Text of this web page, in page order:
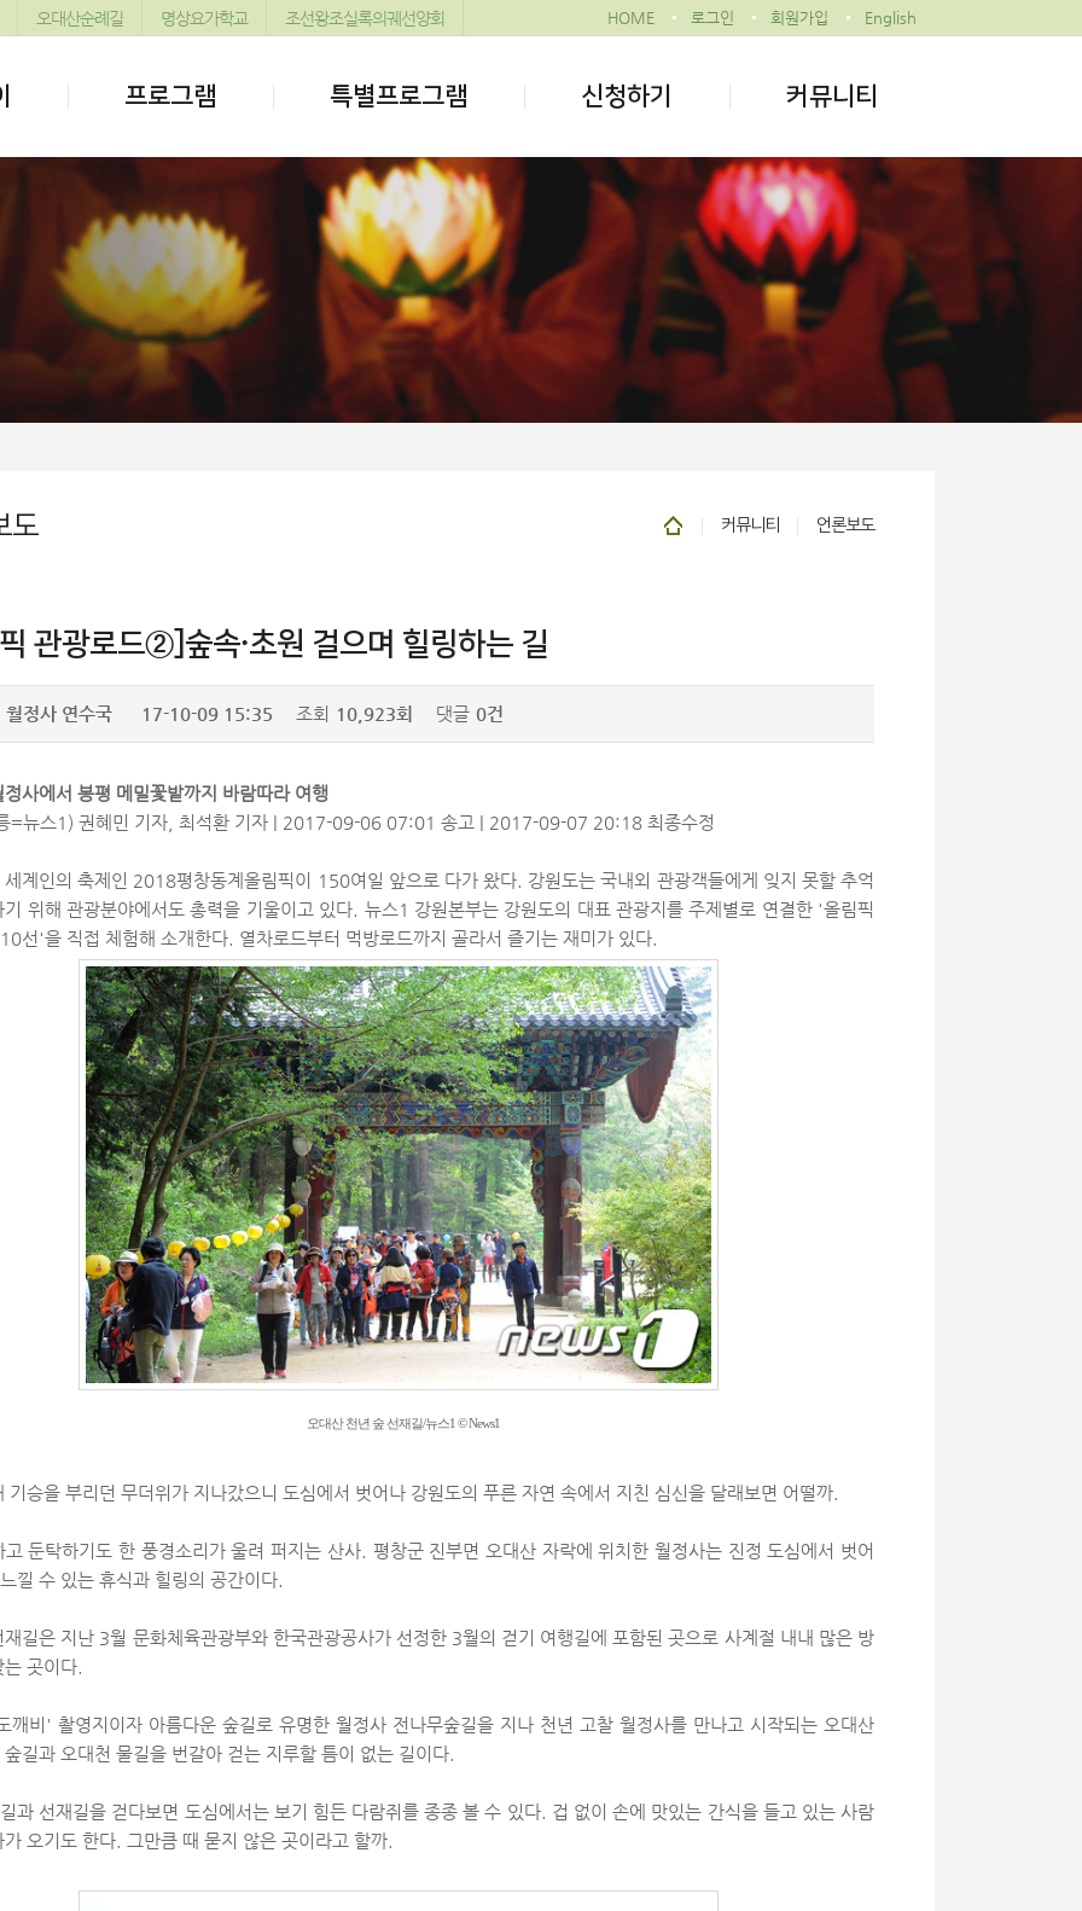
오대산순례길 명상요가학교 조선왕조실록의궤선양회 HOME 로그인 회원가입 English
프로그램 특별프로그램 신청하기 커뮤니티
커뮤니티 언론보도
도
관광로드②]숲속·초원 걸으며 힐링하는 길
월정사 연수국 17-10-09 15:35 조회 10,923회 댓글 0건
정사에서 봉평 메밀꽃밭까지 바람따라 여행
=뉴스1) 권혜민 기자, 최석환 기자
2017-09-06 07:01 송고 2017-09-07 20:18 최종수정
세계인의 축제인 2018평창동계올림픽이 150여일 앞으로 다가 왔다. 강원도는 국내외 관광객들에게 잊지 못할 추억
기 위해 관광분야에서도 총력을 기울이고 있다. 뉴스1 강원본부는 강원도의 대표 관광지를 주제별로 연결한 '올림픽
선'을 직접 체험해 소개한다. 열차로드부터 먹방로드까지 골라서 즐기는 재미가 있다.
오대산 천년 숲 선재길/뉴스1 © News1
기승을 부리던 무더위가 지나갔으니 도심에서 벗어나 강원도의 푸른 자연 속에서 지친 심신을 달래보면 어떨까.
고 둔탁하기도 한 풍경소리가 울려 퍼지는 산사. 평창군 진부면 오대산 자락에 위치한 월정사는 진정 도심에서 벗어
느낄 수 있는 휴식과 힐링의 공간이다.
재길은 지난 3월 문화체육관광부와 한국관광공사가 선정한 3월의 걷기 여행길에 포함된 곳으로 사계절 내내 많은 방
곳이다.
깨비' 촬영지이자 아름다운 숲길로 유명한 월정사 전나무숲길을 지나 천년 고찰 월정사를 만나고 시작되는 오대산
길과 오대천 물길을 번갈아 걷는 지루할 틈이 없는 길이다.
과 선재길을 걷다보면 도심에서는 보기 힘든 다람쥐를 종종 볼 수 있다. 겁 없이 손에 맛있는 간식을 들고 있는 사람
오기도 한다. 그만큼 때 묻지 않은 곳이라고 할까.